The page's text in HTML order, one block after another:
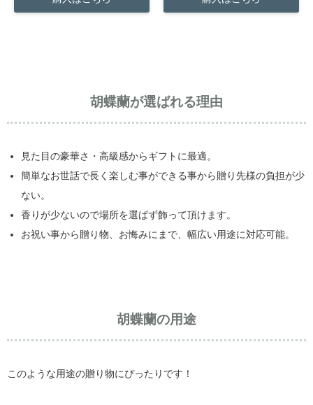
胡蝶蘭が選ばれる理由
見た目の豪華さ・高級感からギフトに最適。
簡単なお世話で長く楽しむ事ができる事から贈り先様の負担が少
ない。
香りが少ないので場所を選ばず飾って頂けます。
お祝い事から贈り物、お悔みにまで、幅広い用途に対応可能。
胡蝶蘭の用途
このような用途の贈り物にぴったりです！